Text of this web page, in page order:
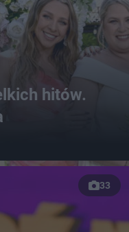
hitów.
33